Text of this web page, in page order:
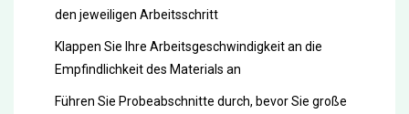
den jeweiligen Arbeitsschritt
Klappen Sie Ihre Arbeitsgeschwindigkeit an die
Empfindlichkeit des Materials an
Führen Sie Probeabschnitte durch, bevor Sie große